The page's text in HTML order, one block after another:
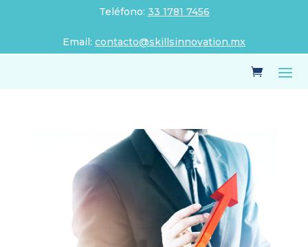
Teléfono: 33 1781 7456
Email: contacto@skillsinnovation.mx